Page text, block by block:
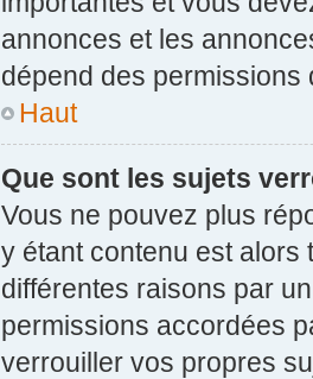
annonces et les
dépend des permissions
Haut
Que sont les sujets
Vous ne pouvez plus
y étant contenu est alors
différentes raisons par
permissions accordées
verrouiller vos propres